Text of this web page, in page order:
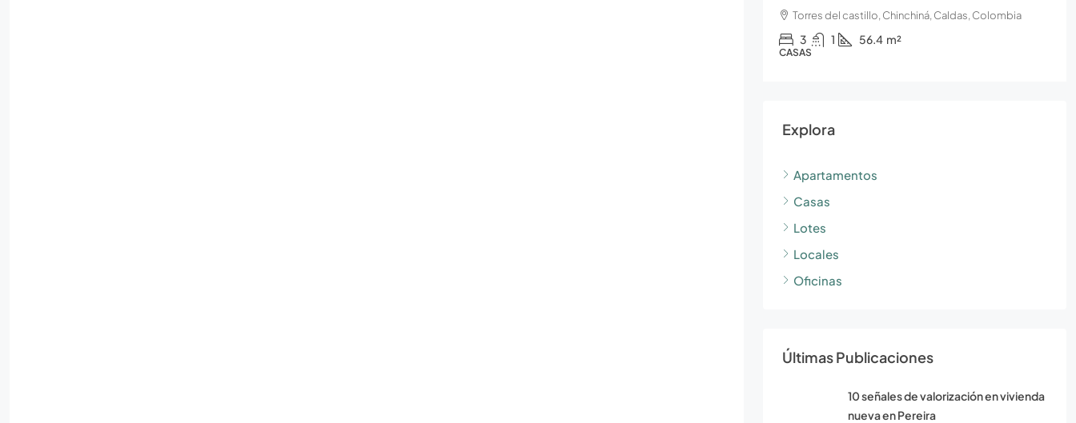
Torres del castillo, Chinchiná, Caldas, Colombia
3 1 56.4 m²
CASAS
Explora
Apartamentos
Casas
Lotes
Locales
Oficinas
Últimas Publicaciones
10 señales de valorización en vivienda
nueva en Pereira